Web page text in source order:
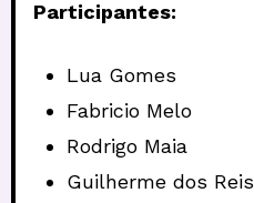
Participantes:
Lua Gomes
Fabricio Melo
Rodrigo Maia
Guilherme dos Reis